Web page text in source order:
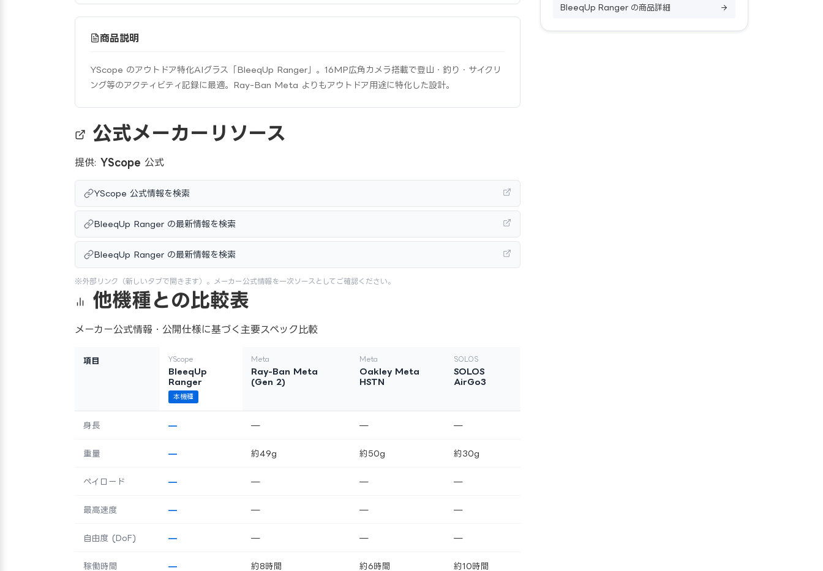
商品説明
YScope のアウトドア特化AIグラス「BleeqUp Ranger」。16MP広角カメラ搭載で登山・釣り・サイクリ
ング等のアクティビティ記録に最適。Ray-Ban Meta よりもアウトドア用途に特化した設計。
公式メーカーリソース
提供: YScope 公式
YScope 公式情報を検索
BleeqUp Ranger の最新情報を検索
BleeqUp Ranger の最新情報を検索
※外部リンク（新しいタブで開きます）。メーカー公式情報を一次ソースとしてご確認ください。
他機種との比較表
メーカー公式情報・公開仕様に基づく主要スペック比較
項目 YScope
BleeqUp
Ranger
本機種
Meta
Ray-Ban Meta
(Gen 2)
Meta
Oakley Meta
HSTN
SOLOS
SOLOS
AirGo3
身長 — — — —
重量 — 約49g 約50g 約30g
ペイロード — — — —
最高速度 — — — —
自由度 (DoF) — — — —
稼働時間 — 約8時間 約6時間 約10時間
BleeqUp Ranger の商品詳細